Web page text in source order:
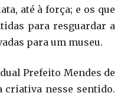
até à força; e os que
para resguardar a
para um museu.
Prefeito Mendes de
criativa nesse sentido.